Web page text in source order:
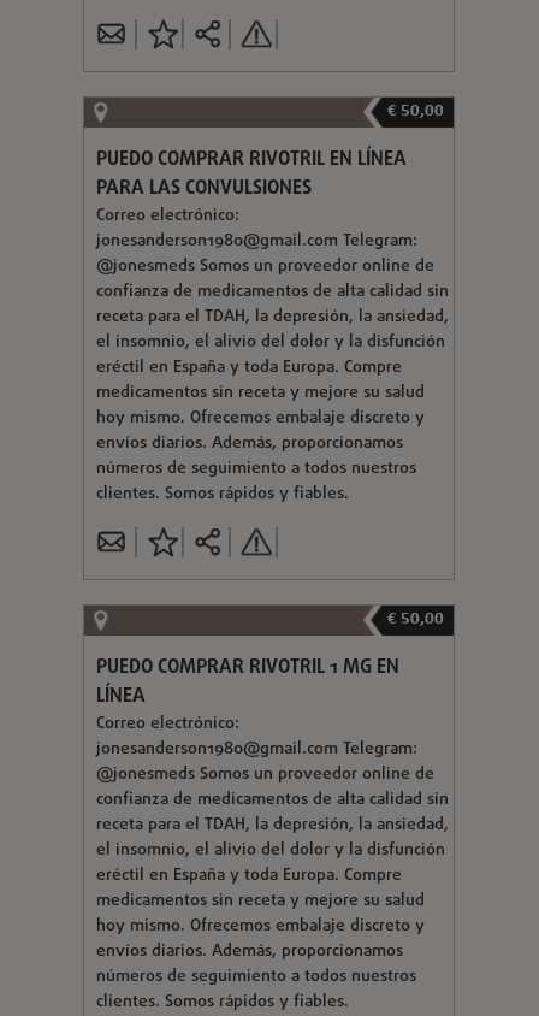
€ 50,00
PUEDO COMPRAR RIVOTRIL EN LÍNEA
PARA LAS CONVULSIONES
Correo electrónico:
jonesanderson1980@gmail.com Telegram:
@jonesmeds Somos un proveedor online de
confianza de medicamentos de alta calidad sin
receta para el TDAH, la depresión, la ansiedad,
el insomnio, el alivio del dolor y la disfunción
eréctil en España y toda Europa. Compre
medicamentos sin receta y mejore su salud
hoy mismo. Ofrecemos embalaje discreto y
envíos diarios. Además, proporcionamos
números de seguimiento a todos nuestros
clientes. Somos rápidos y fiables.
€ 50,00
PUEDO COMPRAR RIVOTRIL 1 MG EN
LÍNEA
Correo electrónico:
jonesanderson1980@gmail.com Telegram:
@jonesmeds Somos un proveedor online de
confianza de medicamentos de alta calidad sin
receta para el TDAH, la depresión, la ansiedad,
el insomnio, el alivio del dolor y la disfunción
eréctil en España y toda Europa. Compre
medicamentos sin receta y mejore su salud
hoy mismo. Ofrecemos embalaje discreto y
envíos diarios. Además, proporcionamos
números de seguimiento a todos nuestros
clientes. Somos rápidos y fiables.